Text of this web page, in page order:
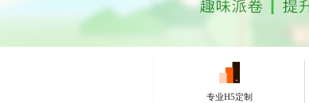
专业H5定制